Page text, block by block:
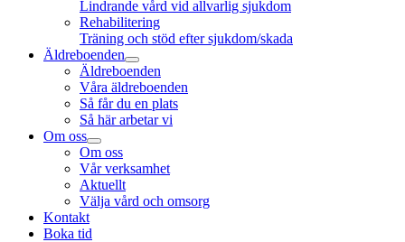
Lindrande vård vid allvarlig sjukdom
Rehabilitering
Träning och stöd efter sjukdom/skada
Äldreboenden
Äldreboenden
Våra äldreboenden
Så får du en plats
Så här arbetar vi
Om oss
Om oss
Vår verksamhet
Aktuellt
Välja vård och omsorg
Kontakt
Boka tid